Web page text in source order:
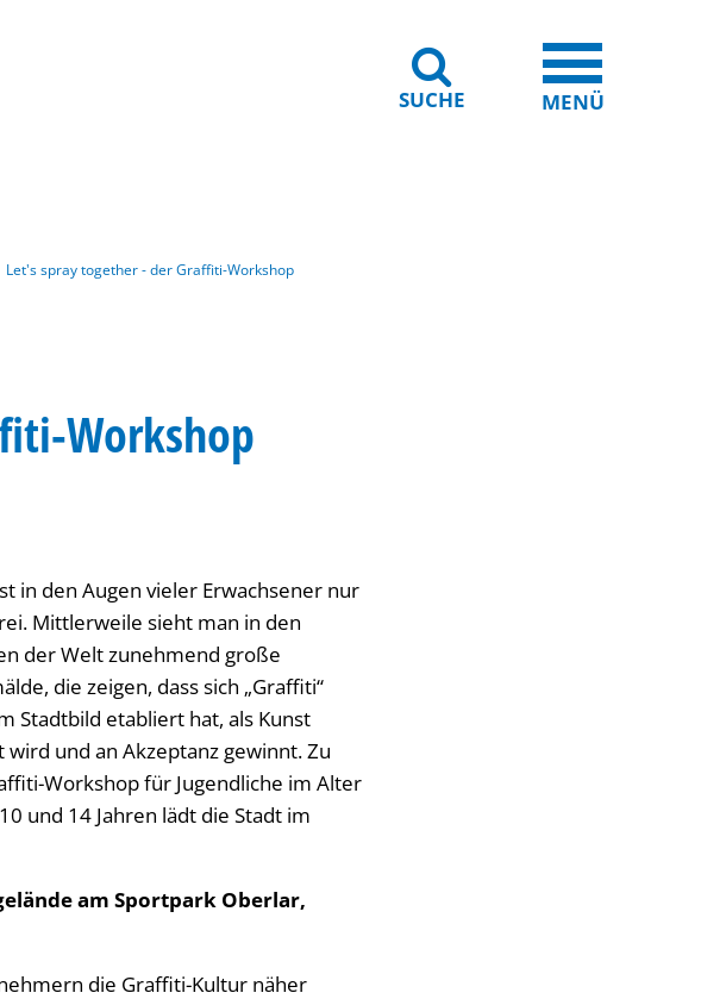
SUCHE MENÜ
Let's spray together - der Graffiti-Workshop
Workshop
in den Augen vieler Erwachsener nur
Mittlerweile sieht man in den
der Welt zunehmend große
die zeigen, dass sich „Graffiti“
Stadtbild etabliert hat, als Kunst
wird und an Akzeptanz gewinnt. Zu
Workshop für Jugendliche im Alter
und 14 Jahren lädt die Stadt im
am Sportpark Oberlar,
die Graffiti-Kultur näher